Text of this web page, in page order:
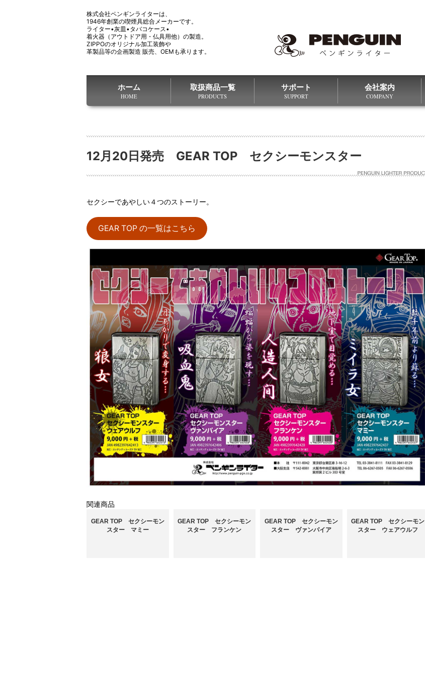
株式会社ペンギンライターは、
1946年創業の喫煙具総合メーカーです。
ライター•灰皿•タバコケース•
着火器（アウトドア用・仏具用他）の製造。
ZIPPOのオリジナル加工装飾や
革製品等の企画製造 販売、OEMも承ります。
ホーム
HOME
取扱商品一覧
PRODUCTS
サポート
SUPPORT
会社案内
COMPANY
12月20日発売 GEAR TOP セクシーモンスター
セクシーであやしい４つのストーリー。
GEAR TOP の一覧はこちら
関連商品
GEAR TOP セクシーモン
スター マミー
GEAR TOP セクシーモン
スター フランケン
GEAR TOP セクシーモン
スター ヴァンパイア
GEAR TOP セクシーモン
スター ウェアウルフ